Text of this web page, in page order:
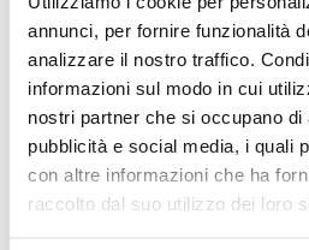
annunci, per fornire funzionalità
analizzare il nostro traffico.
informazioni sul modo in cui
nostri partner che si occupano di
pubblicità e social media, i quali
con altre informazioni che ha
raccolto dal suo utilizzo dei loro